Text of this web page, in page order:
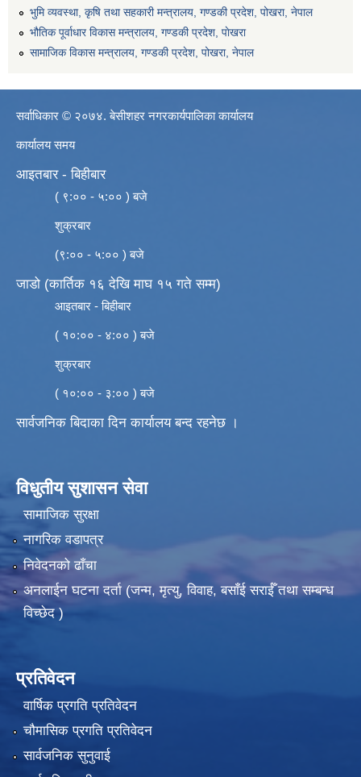
भुमि व्यवस्था, कृषि तथा सहकारी मन्त्रालय, गण्डकी प्रदेश, पोखरा, नेपाल
भौतिक पूर्वाधार विकास मन्त्रालय, गण्डकी प्रदेश, पाेखरा
सामाजिक विकास मन्त्रालय, गण्डकी प्रदेश, पोखरा, नेपाल
सर्वाधिकार © २०७४. बेसीशहर नगरकार्यपालिका कार्यालय
कार्यालय समय
आइतबार - बिहीबार
( ९:०० - ५:०० ) बजे
शुक्रबार
(९:०० - ५:०० ) बजे
जाडो (कार्तिक १६ देखि माघ १५ गते सम्म)
आइतबार - बिहीबार
( १०:०० - ४:०० ) बजे
शुक्रबार
( १०:०० - ३:०० ) बजे
सार्वजनिक बिदाका दिन कार्यालय बन्द रहनेछ ।
विधुतीय सुशासन सेवा
सामाजिक सुरक्षा
नागरिक वडापत्र
निवेदनको ढाँचा
अनलाईन घटना दर्ता (जन्म, मृत्यु, विवाह, बसाँई सराईँ तथा सम्बन्ध
विच्छेद )
प्रतिवेदन
वार्षिक प्रगति प्रतिवेदन
चौमासिक प्रगति प्रतिवेदन
सार्वजनिक सुनुवाई